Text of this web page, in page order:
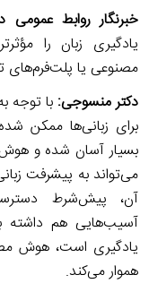
خبرنگار روابط عمومی
یادگیری زبان را
مصنوعی یا پلت‌فرم‌های
دکترمنسوجی: با توجه
برای زبانی‌ها ممکن
بسیار آسان شده و
می‌تواند به پیشرفت
آن، پیش‌شرط
آسیب‌هایی هم داشته
هموار می‌کند.